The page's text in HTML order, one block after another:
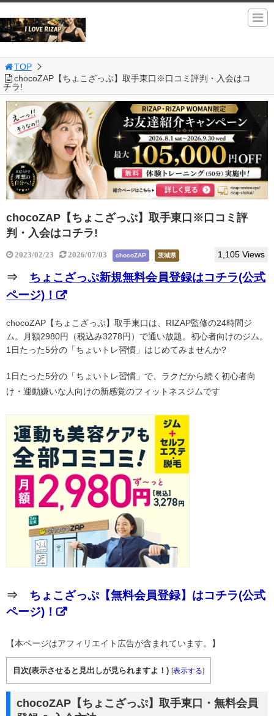
TOP
chocoZAP【ちょこざっぷ】取手東口※口コミ評判・入会はコ
チラ!
chocoZAP【ちょこざっぷ】取手東口※口コミ評
判・入会はコチラ!
2023/02/23 2026/07/03 chocoZAP 茨城県 1,105 Views
⇒ ちょこざっぷ新規無料会員登録はコチラ(公式
ページ)！
chocoZAP【ちょこざっぷ】取手東口は、RIZAP監修の24時間ジ
ム。月額2980円（税込み3278円）で通い放題。初心者向けのジム。
1日たった5分の「ちょいトレ習慣」はじめてみませんか?
1日たった5分の「ちょいトレ習慣」で、ラクだから続く初心者向
け・運動嫌いな人向けの新感覚のフィットネスジムです
⇒ ちょこざっぷ【無料会員登録】はコチラ(公式
ページ)！
【本ページはアフィリエイト広告が含まれています。】
目次(表示させると見出しが見られますよ！) [表示する]
chocoZAP【ちょこざっぷ】取手東口・無料会員